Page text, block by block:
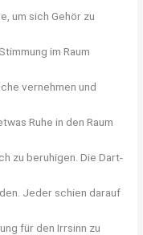
um sich Gehör zu
im Raum
vernehmen und
Ruhe in den Raum
zu beruhigen. Die Dart-
Jeder schien darauf
für den Irrsinn zu